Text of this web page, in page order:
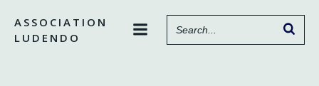
contenu
ASSOCIATION
LUDENDO